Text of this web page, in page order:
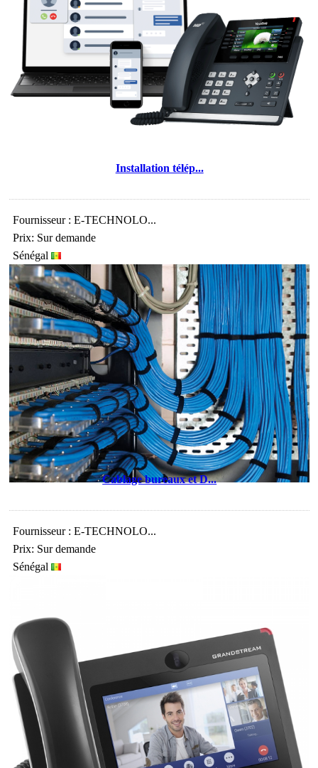
Installation télép...
Fournisseur : E-TECHNOLO...
Prix: Sur demande
Sénégal
Cablage bureaux et D...
Fournisseur : E-TECHNOLO...
Prix: Sur demande
Sénégal